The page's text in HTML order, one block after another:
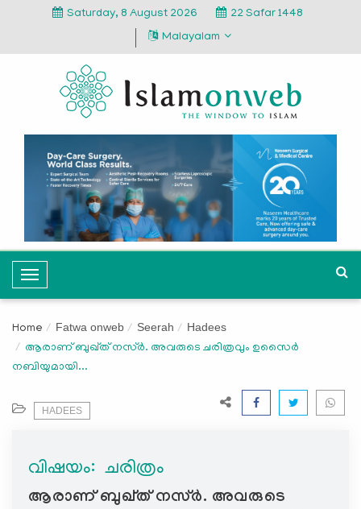
Saturday, 8 August 2026
22 Safar 1448
Malayalam
T
o
g
l
e
g
a
Home Fatwa onweb Seerah Hadees
ആരാണ് ബുഖ്ത് നസ്ർ. അവരുടെ ചരിത്രവും ഉസെെർ
നബിയുമായി...
HADEES
വിഷയം: ‍ ചരിത്രം
ആരാണ് ബുഖ്ത് നസ്ർ. അവരുടെ